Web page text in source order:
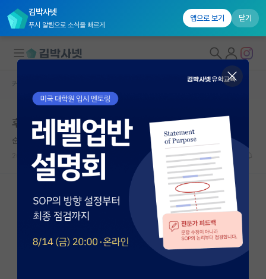
김박사넷
푸시 알림으로 소식을 빠르게
앱으로 보기 닫기
대학원생 모집
국내대학원 정보
연구실&오픈랩
커뮤니티
커뮤니티 홈
전체글보기
베스트 게시판
커뮤니티 홈
후배가 ai로 논문을 작성하는데, 이것도 방법일까요?
순수한 존 폰 노이만
2026.05.15 23 8772